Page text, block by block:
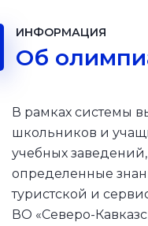
ИНФОРМАЦИЯ
Об
В рамках системы
школьников и
учебных
определенные
туристской и
ВО «Северо-